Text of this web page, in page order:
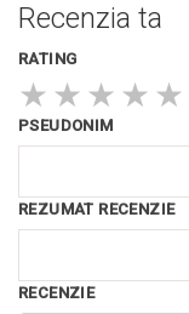
Recenzia ta
RATING
★ ★ ★ ★ ★
PSEUDONIM
REZUMAT RECENZIE
RECENZIE